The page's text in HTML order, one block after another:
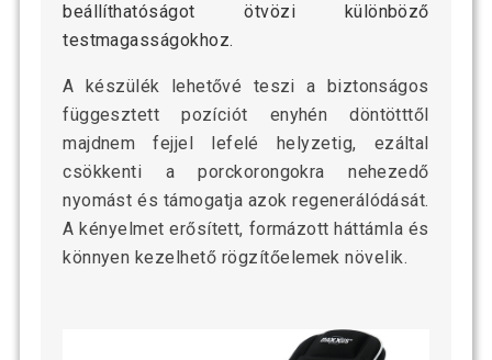
beállíthatóságot ötvözi különböző
testmagasságokhoz.
A készülék lehetővé teszi a biztonságos
függesztett pozíciót enyhén döntötttől
majdnem fejjel lefelé helyzetig, ezáltal
csökkenti a porckorongokra nehezedő
nyomást és támogatja azok regenerálódását.
A kényelmet erősített, formázott háttámla és
könnyen kezelhető rögzítőelemek növelik.